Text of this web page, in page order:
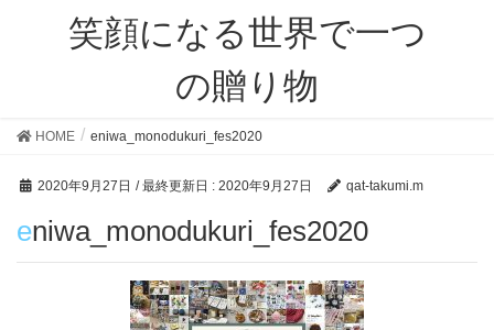
笑顔になる世界で一つ
の贈り物
HOME eniwa_monodukuri_fes2020
2020年9月27日 / 最終更新日 : 2020年9月27日 qat-takumi.m
eniwa_monodukuri_fes2020